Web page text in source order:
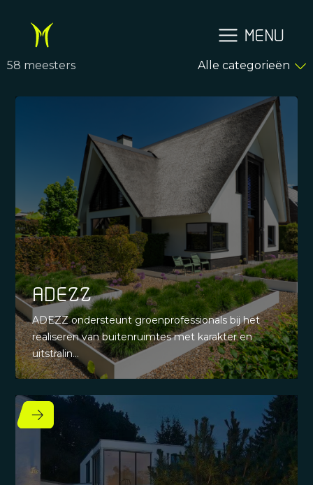
MENU
58 meesters Alle categorieën
ADEZZ
ADEZZ ondersteunt groenprofessionals bij het
realiseren van buitenruimtes met karakter en
uitstralin...